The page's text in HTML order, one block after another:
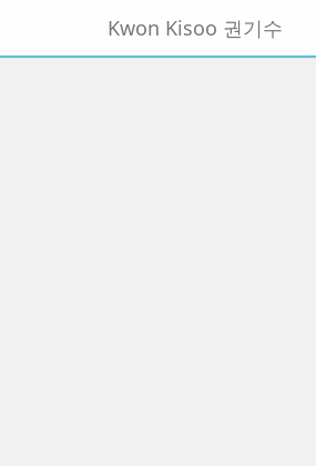
뉴
토
Kwon Kisoo 권기수